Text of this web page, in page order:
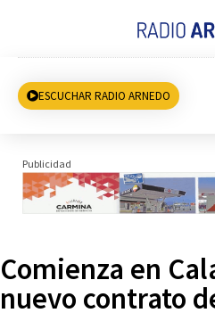
ESCUCHAR RADIO ARNEDO
Publicidad
Comienza en
nuevo contrato